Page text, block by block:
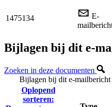
1475134
E-
Bijlagen bij dit e-
Zoeken in deze documenten
Bijlagen bij dit e-mailbericht
Oplopend
sorteren: